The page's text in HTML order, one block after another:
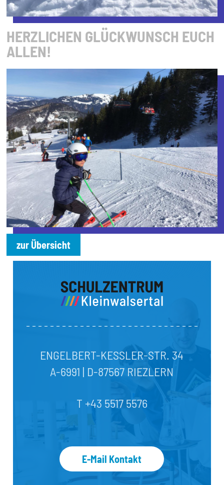
HERZLICHEN GLÜCKWUNSCH EUCH
ALLEN!
zur Übersicht
ENGELBERT-KESSLER-STR. 34
A-6991 | D-87567 RIEZLERN
T +43 5517 5576
E-Mail Kontakt